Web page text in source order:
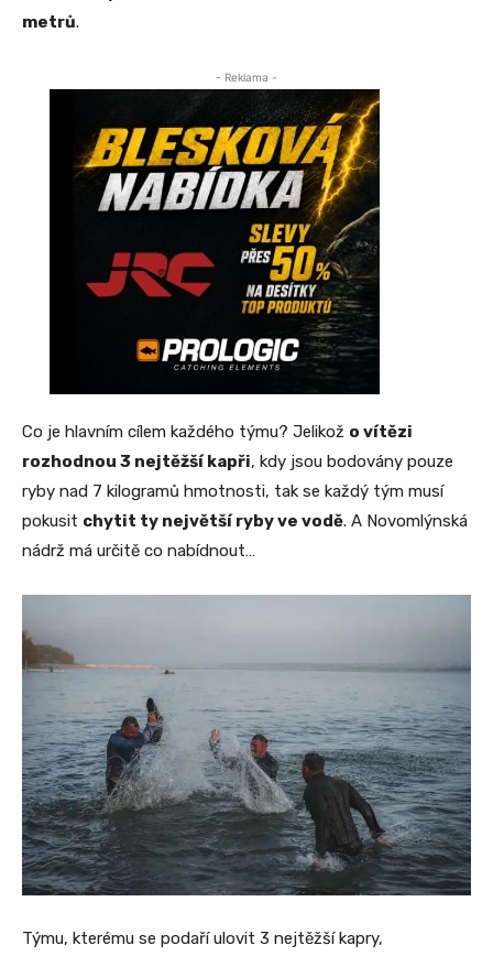
metrů.
- Reklama -
Co je hlavním cílem každého týmu? Jelikož o vítězi
rozhodnou 3 nejtěžší kapři, kdy jsou bodovány pouze
ryby nad 7 kilogramů hmotnosti, tak se každý tým musí
pokusit chytit ty největší ryby ve vodě. A Novomlýnská
nádrž má určitě co nabídnout…
Týmu, kterému se podaří ulovit 3 nejtěžší kapry,